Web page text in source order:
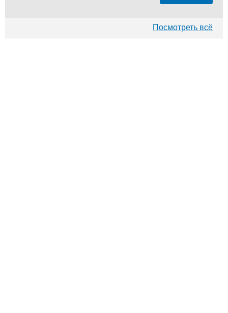
Посмотреть всё